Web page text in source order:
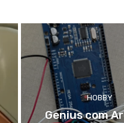
HOBBY
Genius com